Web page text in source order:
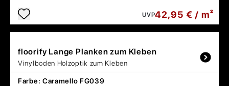
UVP42,95 € / m²
floorify Lange Planken zum Kleben
Vinylboden Holzoptik zum Kleben
Farbe: Caramello FG039